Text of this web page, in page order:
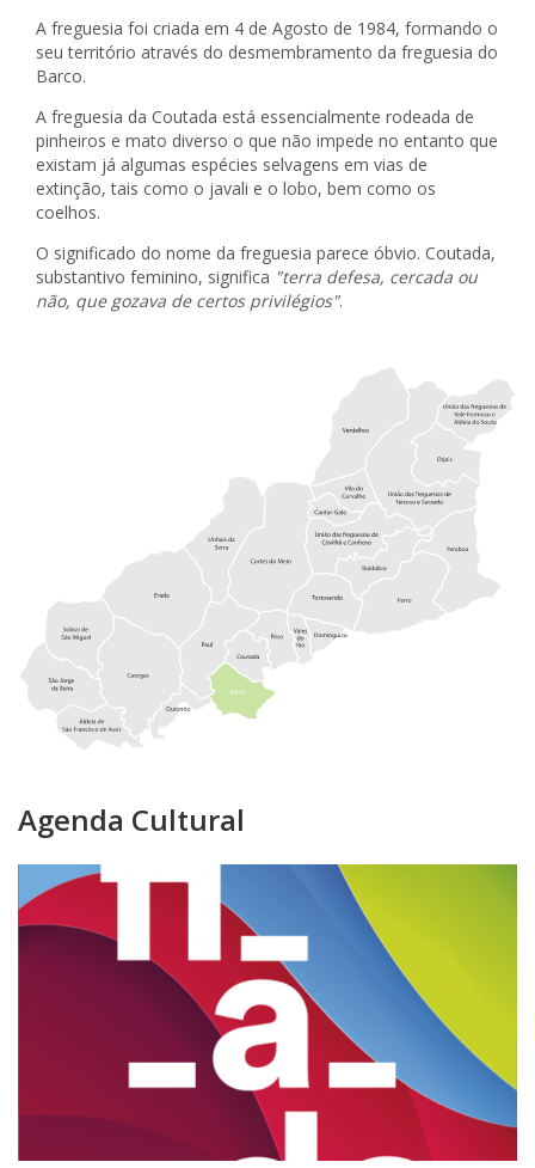
A freguesia foi criada em 4 de Agosto de 1984, formando o
seu território através do desmembramento da freguesia do
Barco.
A freguesia da Coutada está essencialmente rodeada de
pinheiros e mato diverso o que não impede no entanto que
existam já algumas espécies selvagens em vias de
extinção, tais como o javali e o lobo, bem como os
coelhos.
O significado do nome da freguesia parece óbvio. Coutada,
substantivo feminino, significa "terra defesa, cercada ou
não, que gozava de certos privilégios".
Agenda Cultural